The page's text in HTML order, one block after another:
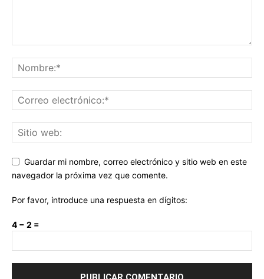
Guardar mi nombre, correo electrónico y sitio web en este
navegador la próxima vez que comente.
Por favor, introduce una respuesta en dígitos:
4 − 2 =